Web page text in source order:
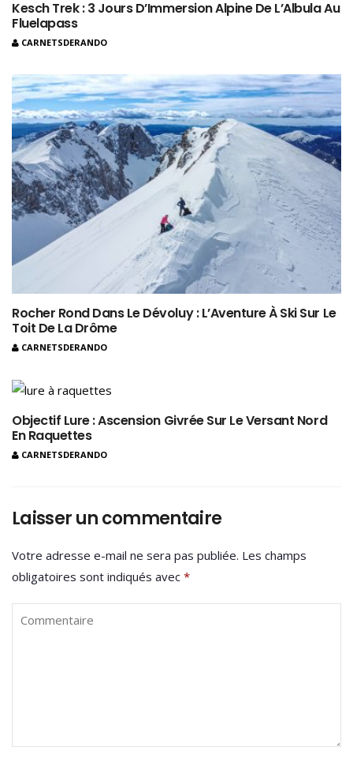
Kesch Trek : 3 Jours D’Immersion Alpine De L’Albula Au
Fluelapass
CARNETSDERANDO
Rocher Rond Dans Le Dévoluy : L’Aventure À Ski Sur Le
Toit De La Drôme
CARNETSDERANDO
Objectif Lure : Ascension Givrée Sur Le Versant Nord
En Raquettes
CARNETSDERANDO
Laisser un commentaire
Votre adresse e-mail ne sera pas publiée. Les champs
obligatoires sont indiqués avec *